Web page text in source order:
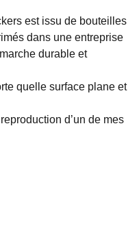
est issu de bouteilles
dans une entreprise
durable et
quelle surface plane et
d’un de mes